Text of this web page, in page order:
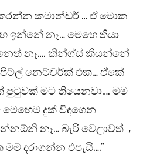
කමාන්ඩර් … ඒ මොක
ඉන්නේ නෑ… මෙහෙ තියා
නෑ…. කින්ග්ස් කියන්නේ
නෙට්වර්ක් එක… ඒකේ
මට තියෙනවා…. මම
මෙහෙම දුක් විඳගෙන
නෑ… බැරි වෙලාවත් ,
දරාගන්න එපැයි….”